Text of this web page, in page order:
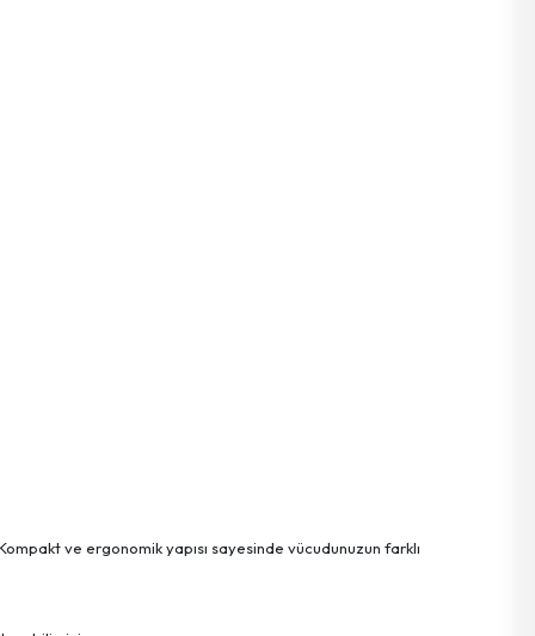
ve ergonomik yapısı sayesinde vücudunuzun farklı